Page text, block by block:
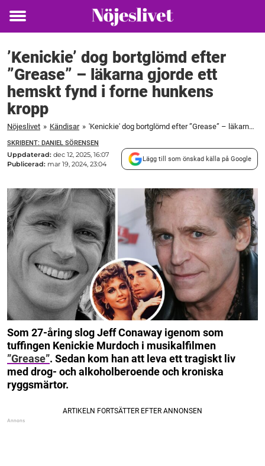
Toggle
’Kenickie’ dog bortglömd efter
”Grease” – läkarna gjorde ett
hemskt fynd i forne hunkens
kropp
Nöjeslivet » Kändisar » 'Kenickie' dog bortglömd efter ”Grease” – läkarna gjorde ett hemskt fynd i forne hunkens kropp
SKRIBENT: DANIEL SÖRENSEN
Uppdaterad: dec 12, 2025, 16:07
Publicerad: mar 19, 2024, 23:04
Lägg till som önskad källa på Google
Som 27-åring slog Jeff Conaway igenom som
tuffingen Kenickie Murdoch i musikalfilmen
”Grease”. Sedan kom han att leva ett tragiskt liv
med drog- och alkoholberoende och kroniska
ryggsmärtor.